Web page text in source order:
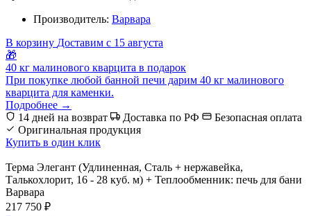
Производитель: Варвара
В корзину Доставим с 15 августа
🎁
40 кг малинового кварцита в подарок
При покупке любой банной печи дарим 40 кг малинового
кварцита для каменки.
Подробнее →
14 дней на возврат
Доставка по РФ
Безопасная оплата
Оригинальная продукция
Купить в один клик
Терма Элегант (Удлиненная, Сталь + нержавейка,
Талькохлорит, 16 - 28 куб. м) + Теплообменник: печь для бани
Варвара
217 750 ₽